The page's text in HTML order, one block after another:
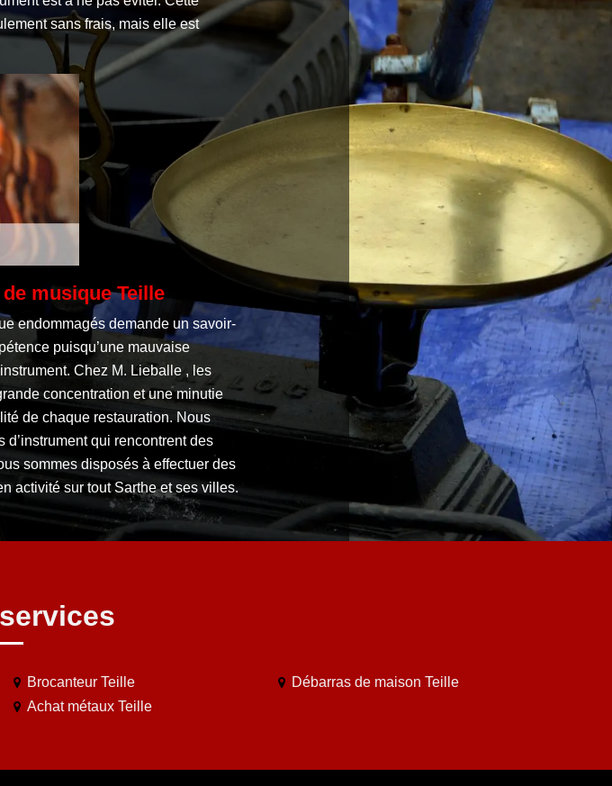
sans frais, mais elle est
musique Teille
endommagés demande un savoir-
puisqu’une mauvaise
Chez M. Lieballe , les
concentration et une minutie
de chaque restauration. Nous
qui rencontrent des
sommes disposés à effectuer des
activité sur tout Sarthe et ses villes.
Brocanteur Teille
Débarras de maison Teille
Achat métaux Teille